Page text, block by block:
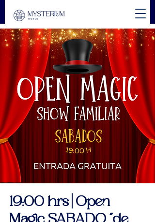
19:00 hrs | Open